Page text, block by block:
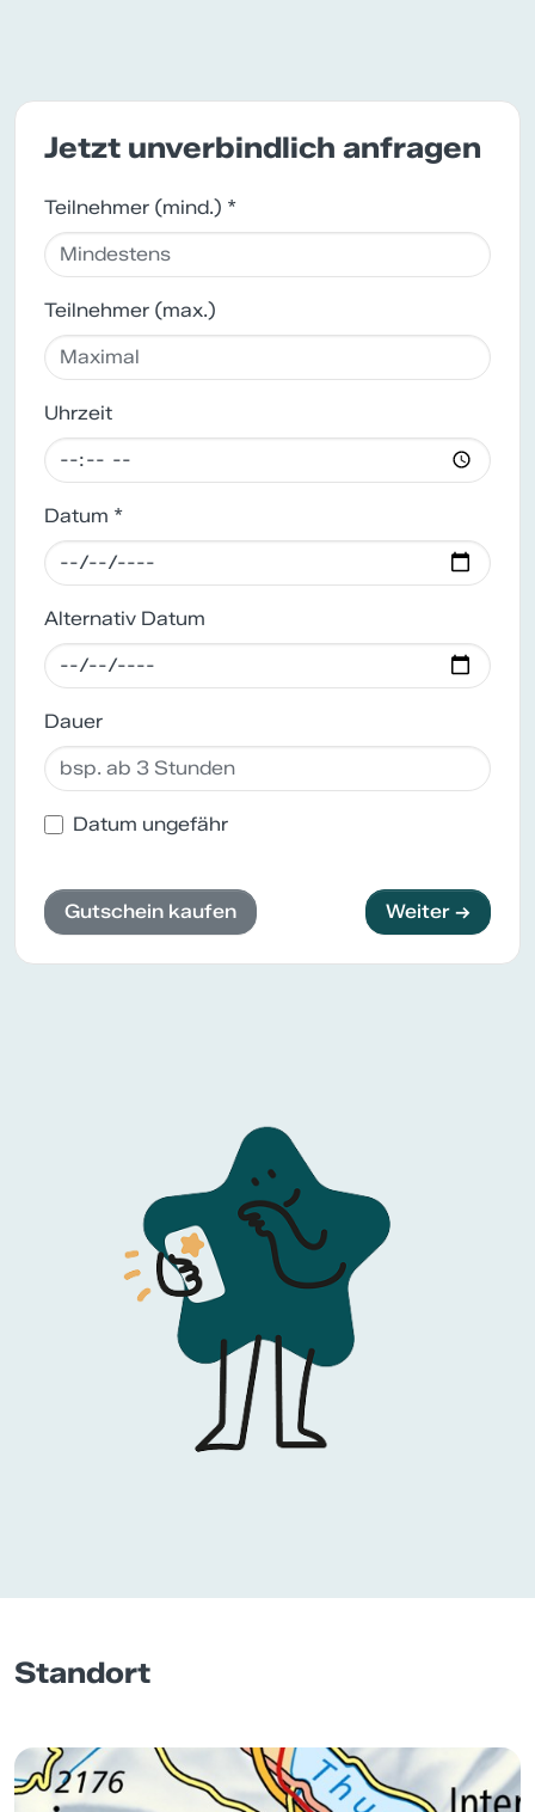
Jetzt unverbindlich anfragen
Teilnehmer (mind.) *
Teilnehmer (max.)
Uhrzeit
Datum *
Alternativ Datum
Dauer
Datum ungefähr
Gutschein kaufen Weiter →
Standort